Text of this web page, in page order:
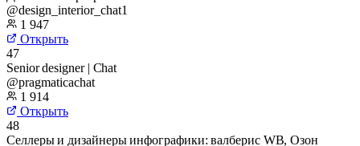
@design_interior_chat1
1 947
Открыть
47
Senior designer | Chat
@pragmaticachat
1 914
Открыть
48
Селлеры и дизайнеры инфографики: валберис WB, Озон